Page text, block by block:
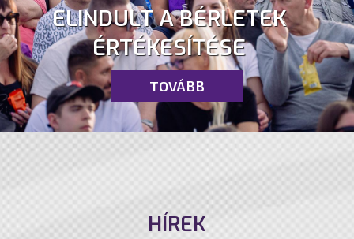
ELINDULT A BÉRLETEK
ÉRTÉKESÍTÉSE
TOVÁBB
HÍREK